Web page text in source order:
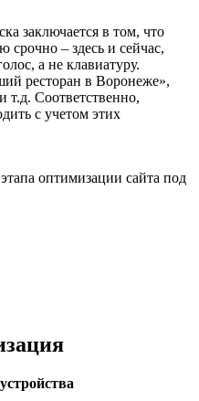
заключается в том, что
– здесь и сейчас,
а не клавиатуру.
ресторан в Воронеже»,
т.д. Соответственно,
с учетом этих
оптимизации сайта под